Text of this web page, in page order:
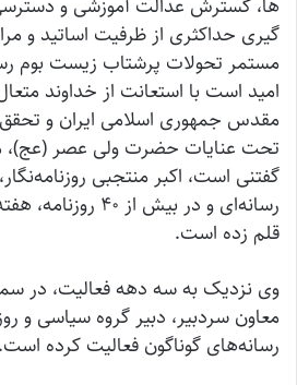
ها، گسترش عدالت آموزشی و
گیری حداکثری از ظرفیت اساتید و
مستمر تحولات پرشتاب زیست بوم
امید است با استعانت از خداوند
مقدس جمهوری اسلامی ایران و
تحت عنایات حضرت ولی عصر (عج)،
گفتنی است، اکبر منتجبی
رسانه‌ای و در بیش
قلم زده‌ است.
وی نزدیک به سه دهه فعالیت، در
معاون سردبیر، دبیر گروه سیاسی و
رسانه‌های گوناگون فعالیت کرده‌ است.